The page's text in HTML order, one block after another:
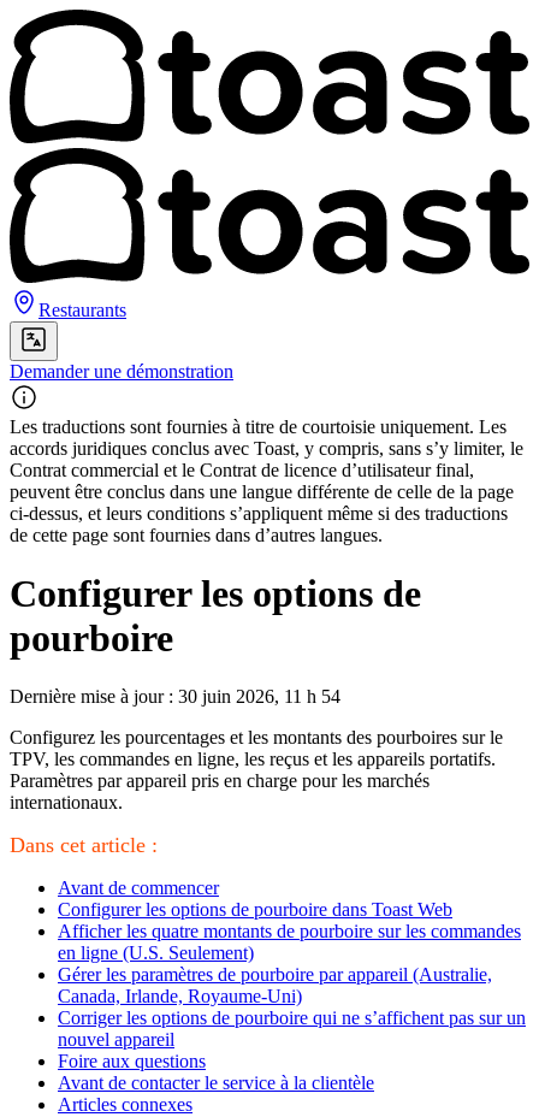
Restaurants
Demander une démonstration
Les traductions sont fournies à titre de courtoisie uniquement. Les
accords juridiques conclus avec Toast, y compris, sans s’y limiter, le
Contrat commercial et le Contrat de licence d’utilisateur final,
peuvent être conclus dans une langue différente de celle de la page
ci-dessus, et leurs conditions s’appliquent même si des traductions
de cette page sont fournies dans d’autres langues.
Configurer les options de
pourboire
Dernière mise à jour : 30 juin 2026, 11 h 54
Configurez les pourcentages et les montants des pourboires sur le
TPV, les commandes en ligne, les reçus et les appareils portatifs.
Paramètres par appareil pris en charge pour les marchés
internationaux.
Dans cet article :
Avant de commencer
Configurer les options de pourboire dans Toast Web
Afficher les quatre montants de pourboire sur les commandes
en ligne (U.S. Seulement)
Gérer les paramètres de pourboire par appareil (Australie,
Canada, Irlande, Royaume-Uni)
Corriger les options de pourboire qui ne s’affichent pas sur un
nouvel appareil
Foire aux questions
Avant de contacter le service à la clientèle
Articles connexes